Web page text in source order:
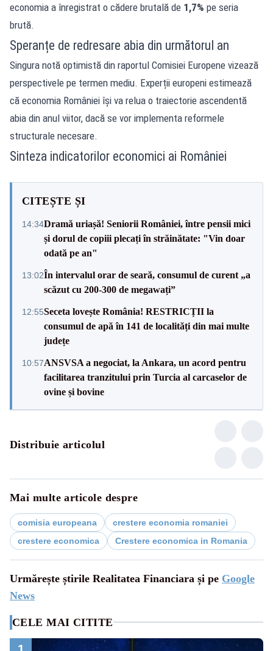
economia a înregistrat o cădere brutală de 1,7% pe seria
brută.
Speranțe de redresare abia din următorul an
Singura notă optimistă din raportul Comisiei Europene vizează
perspectivele pe termen mediu. Experții europeni estimează
că economia României își va relua o traiectorie ascendentă
abia din anul viitor, dacă se vor implementa reformele
structurale necesare.
Sinteza indicatorilor economici ai României
CITEȘTE ȘI
14:34Dramă uriașă! Seniorii României, între pensii mici
și dorul de copiii plecați în străinătate: "Vin doar
odată pe an"
13:02În intervalul orar de seară, consumul de curent „a
scăzut cu 200-300 de megawați”
12:55Seceta lovește România! RESTRICȚII la
consumul de apă în 141 de localități din mai multe
județe
10:57ANSVSA a negociat, la Ankara, un acord pentru
facilitarea tranzitului prin Turcia al carcaselor de
ovine și bovine
Distribuie articolul
Mai multe articole despre
comisia europeana
crestere economia romaniei
crestere economica
Crestere economica in Romania
Urmărește știrile Realitatea Financiara și pe Google
News
CELE MAI CITITE